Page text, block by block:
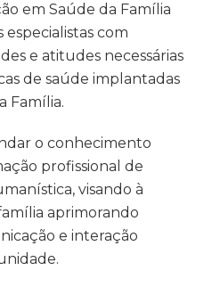
em Saúde da Família
especialistas com
e atitudes necessárias
de saúde implantadas
Família.
o conhecimento
profissional de
visando à
aprimorando
e interação